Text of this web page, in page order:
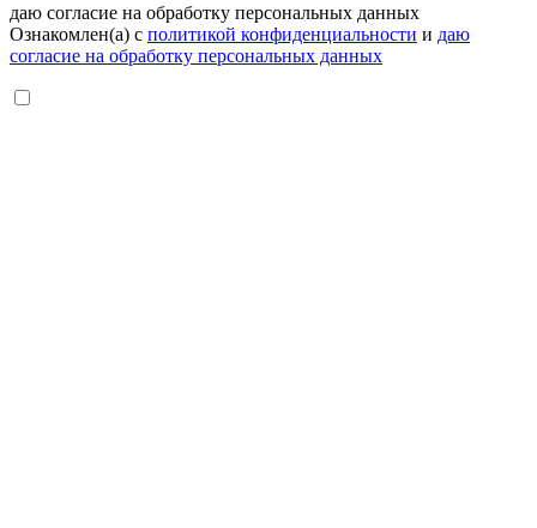
даю согласие на обработку персональных данных
Ознакомлен(а) с политикой конфиденциальности и даю
согласие на обработку персональных данных